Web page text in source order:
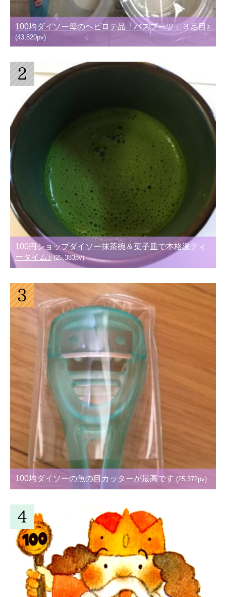
100均ダイソー母のヘビロテ品「バスブーツ」３足目♪
(43,820pv)
100円ショップダイソー抹茶椀＆菓子皿で本格派ティ
ータイム♪ (25,383pv)
100均ダイソーの魚の目カッターが最高です (25,372pv)